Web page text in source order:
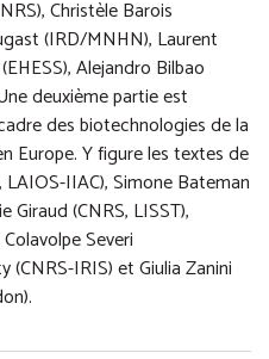
Christèle Barois
(IRD/MNHN), Laurent
Alejandro Bilbao
deuxième partie est
des biotechnologies de la
Europe. Y figure les textes de
LAIOS-IIAC), Simone Bateman
Giraud (CNRS, LISST),
Severi
(CNRS-IRIS) et Giulia Zanini